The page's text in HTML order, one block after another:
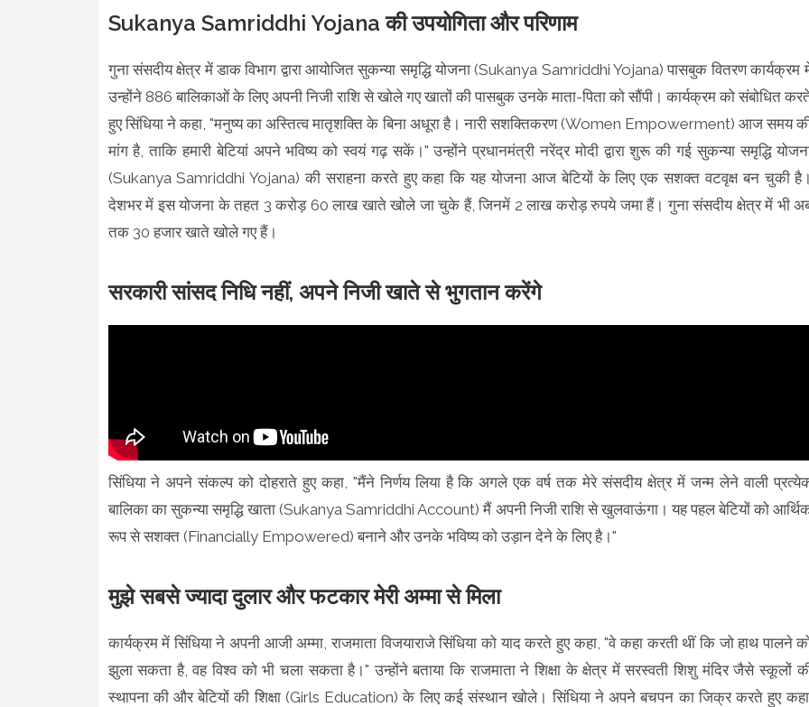
Sukanya Samriddhi Yojana की उपयोगिता और परिणाम
गुना संसदीय क्षेत्र में डाक विभाग द्वारा आयोजित सुकन्या समृद्धि योजना (Sukanya Samriddhi Yojana) पासबुक वितरण कार्यक्रम
उन्होंने 886 बालिकाओं के लिए अपनी निजी राशि से खोले गए खातों की पासबुक उनके माता-पिता को सौंपी। कार्यक्रम को संबोधित
हुए सिंधिया ने कहा, "मनुष्य का अस्तित्व मातृशक्ति के बिना अधूरा है। नारी सशक्तिकरण (Women Empowerment) आज समय
मांग है, ताकि हमारी बेटियां अपने भविष्य को स्वयं गढ़ सकें।" उन्होंने प्रधानमंत्री नरेंद्र मोदी द्वारा शुरू की गई सुकन्या समृद्धि
(Sukanya Samriddhi Yojana) की सराहना करते हुए कहा कि यह योजना आज बेटियों के लिए एक सशक्त वटवृक्ष बन चुकी
देशभर में इस योजना के तहत 3 करोड़ 60 लाख खाते खोले जा चुके हैं, जिनमें 2 लाख करोड़ रुपये जमा हैं। गुना संसदीय क्षेत्र में भी
तक 30 हजार खाते खोले गए हैं।
सरकारी सांसद निधि नहीं, अपने निजी खाते से भुगतान करेंगे
सिंधिया ने अपने संकल्प को दोहराते हुए कहा, "मैंने निर्णय लिया है कि अगले एक वर्ष तक मेरे संसदीय क्षेत्र में जन्म लेने वाली
बालिका का सुकन्या समृद्धि खाता (Sukanya Samriddhi Account) मैं अपनी निजी राशि से खुलवाऊंगा। यह पहल बेटियों को
रूप से सशक्त (Financially Empowered) बनाने और उनके भविष्य को उड़ान देने के लिए है।"
मुझे सबसे ज्यादा दुलार और फटकार मेरी अम्मा से मिला
कार्यक्रम में सिंधिया ने अपनी आजी अम्मा, राजमाता विजयाराजे सिंधिया को याद करते हुए कहा, "वे कहा करती थीं कि जो हाथ पालने
झुला सकता है, वह विश्व को भी चला सकता है।" उन्होंने बताया कि राजमाता ने शिक्षा के क्षेत्र में सरस्वती शिशु मंदिर जैसे स्कूलों
स्थापना की और बेटियों की शिक्षा (Girls Education) के लिए कई संस्थान खोले। सिंधिया ने अपने बचपन का जिक्र करते हुए